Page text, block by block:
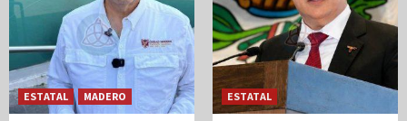
ESTATAL MADERO ESTATAL